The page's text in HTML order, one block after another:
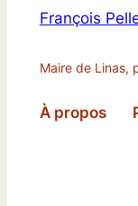
François
Maire de Linas,
À propos